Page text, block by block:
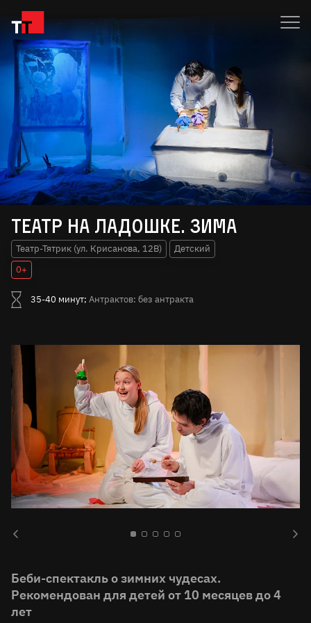
Театр на ладошке. Зима
Театр-Тятрик (ул. Крисанова, 12В)
Детский
0+
35-40 минут; Антрактов: без антракта
Беби-спектакль о зимних чудесах.
Рекомендован для детей от 10 месяцев до 4
лет